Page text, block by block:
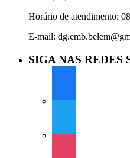
Horário de atendimento:
E-mail:
SIGA NAS REDES